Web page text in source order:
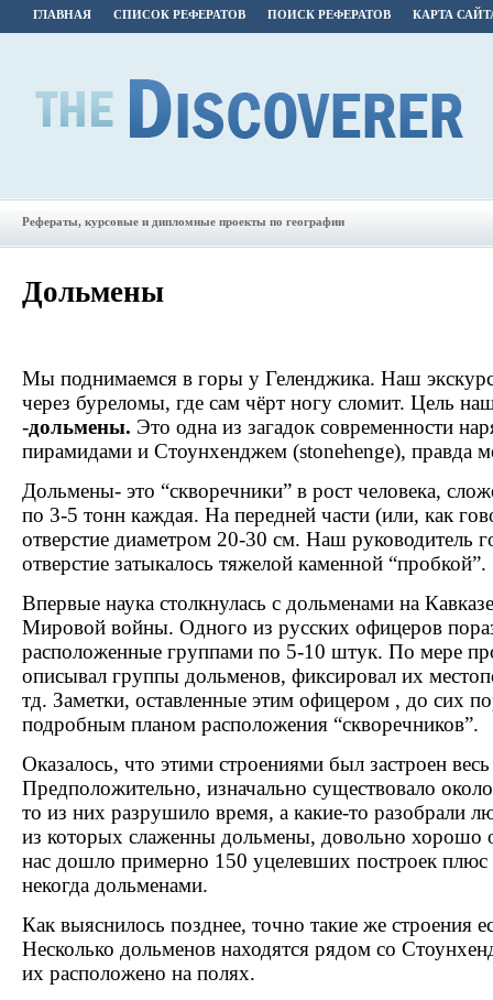
ГЛАВНАЯ СПИСОК РЕФЕРАТОВ ПОИСК РЕФЕРАТОВ КАРТА
Рефераты, курсовые и дипломные проекты по географии
Дольмены
Мы поднимаемся в горы у Геленджика. Наш
через буреломы, где сам чёрт ногу сломит. Цель
-дольмены. Это одна из загадок современности
пирамидами и Стоунхенджем (stonehenge), правда
Дольмены- это “скворечники” в рост человека,
по 3-5 тонн каждая. На передней части (или, как
отверстие диаметром 20-30 см. Наш руководитель
отверстие затыкалось тяжелой каменной “пробкой”.
Впервые наука столкнулась с дольменами на
Мировой войны. Одного из русских офицеров
расположенные группами по 5-10 штук. По мере
описывал группы дольменов, фиксировал их
тд. Заметки, оставленные этим офицером , до сих
подробным планом расположения “скворечников”.
Оказалось, что этими строениями был застроен
Предположительно, изначально существовало
то из них разрушило время, а какие-то разобрали
из которых слаженны дольмены, довольно хорошо
нас дошло примерно 150 уцелевших построек
некогда дольменами.
Как выяснилось позднее, точно такие же строения
Несколько дольменов находятся рядом со
их расположено на полях.